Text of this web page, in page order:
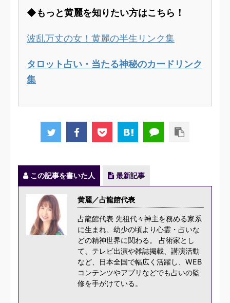
◆もっと黄麗を知りたい方はこちら！
波乱万丈の女！黄麗の半生リンク集
タロット占い・当たる神秘のカードリンク
集
この記事を書いた人 最新記事
黄麗／占龍館代表
占龍館代表 先祖代々神主を務める家系
に生まれ、幼少の頃より心霊・占いな
どの精神世界に関わる。 占術家とし
て、テレビ出演や雑誌掲載、講演活動
など、日本全国で幅広く活躍し、WEB
コンテンツやアプリなどでも占いの監
修を手がけている。